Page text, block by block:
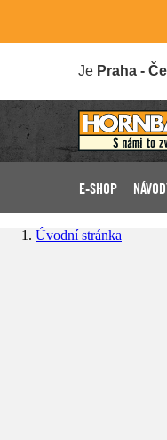
Je Praha -
E-SHOP
Úvodní stránka